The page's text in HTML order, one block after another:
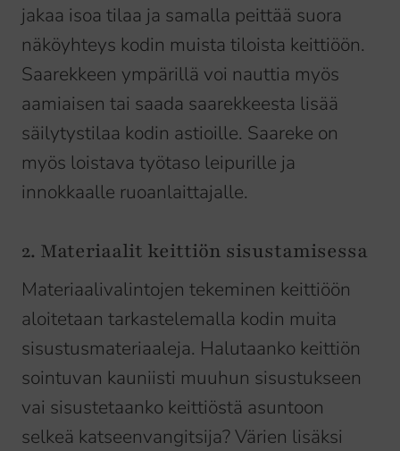
jakaa isoa tilaa ja samalla peittää suora
näköyhteys kodin muista tiloista keittiöön.
Saarekkeen ympärillä voi nauttia myös
aamiaisen tai saada saarekkeesta lisää
säilytystilaa kodin astioille. Saareke on
myös loistava työtaso leipurille ja
innokkaalle ruoanlaittajalle.
2. Materiaalit keittiön sisustamisessa
Materiaalivalintojen tekeminen keittiöön
aloitetaan tarkastelemalla kodin muita
sisustusmateriaaleja. Halutaanko keittiön
sointuvan kauniisti muuhun sisustukseen
vai sisustetaanko keittiöstä asuntoon
selkeä katseenvangitsija? Värien lisäksi